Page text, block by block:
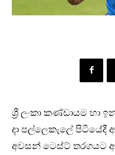
ශ්‍රී ලංකා කණ්ඩායම හා
දා පල්ලෙකැලේ
අවසන් ටෙස්ට් තරගයට